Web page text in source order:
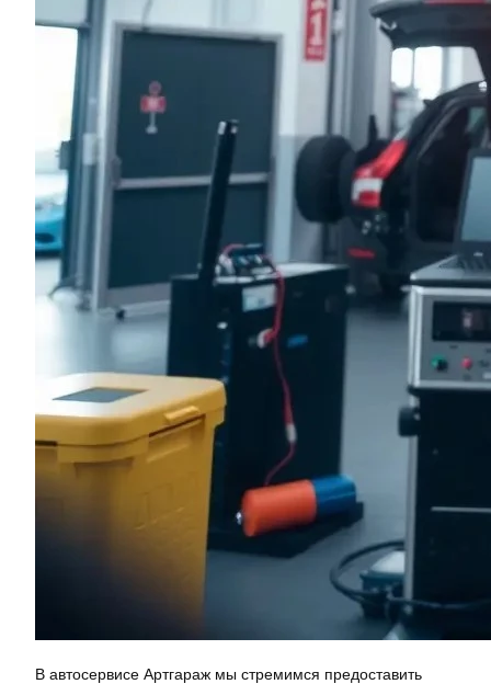
В автосервисе Артгараж мы стремимся предоставить